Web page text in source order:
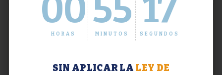
00
HORAS
55
MINUTOS
18
SEGUNDOS
SIN APLICAR LA LEY DE